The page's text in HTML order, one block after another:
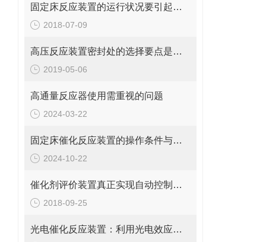
固定床反应装置的运行状况要引起足够重视
2018-07-09
高压反应装置密封处的选择要点是什么？
2019-05-06
高通量反应器使用需重视的问题
2024-03-22
固定床催化反应装置的操作条件与影响因素
2024-10-22
催化剂评价装置真正实现自动控制和运行
2018-09-25
光电催化反应装置：利用光电效应提升催化性能与反应速率